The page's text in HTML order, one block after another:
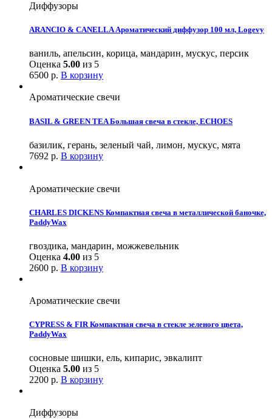
Диффузоры
ARANCIO & CANELLA Ароматический диффузор 100 мл, Logevy
ваниль, апельсин, корица, мандарин, мускус, персик
Оценка 5.00 из 5
6500 р. В корзину
Ароматические свечи
BASIL & GREEN TEA Большая свеча в стекле, ECHOES
базилик, герань, зеленый чай, лимон, мускус, мята
7692 р. В корзину
Ароматические свечи
CHARLES DICKENS Компактная свеча в металлической баночке,
PaddyWax
гвоздика, мандарин, можжевельник
Оценка 4.00 из 5
2600 р. В корзину
Ароматические свечи
CYPRESS & FIR Компактная свеча в стекле зеленого цвета,
PaddyWax
сосновые шишки, ель, кипарис, эвкалипт
Оценка 5.00 из 5
2200 р. В корзину
Диффузоры